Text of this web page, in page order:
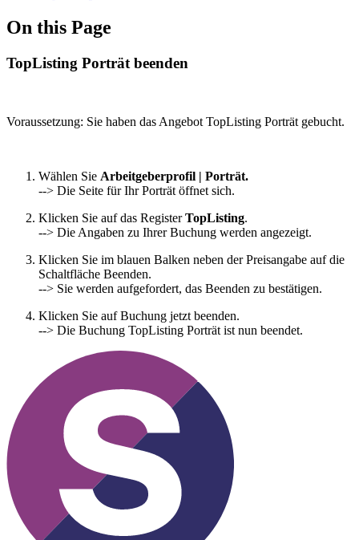
On this Page
TopListing Porträt beenden
Voraussetzung: Sie haben das Angebot TopListing Porträt gebucht.
Wählen Sie Arbeitgeberprofil | Porträt.
--> Die Seite für Ihr Porträt öffnet sich.
Klicken Sie auf das RegisterTopListing.
--> Die Angaben zu Ihrer Buchung werden angezeigt.
Klicken Sie im blauen Balken neben der Preisangabe auf die
Schaltfläche Beenden.
--> Sie werden aufgefordert, das Beenden zu bestätigen.
Klicken Sie auf Buchung jetzt beenden.
--> Die Buchung TopListing Porträt ist nun beendet.